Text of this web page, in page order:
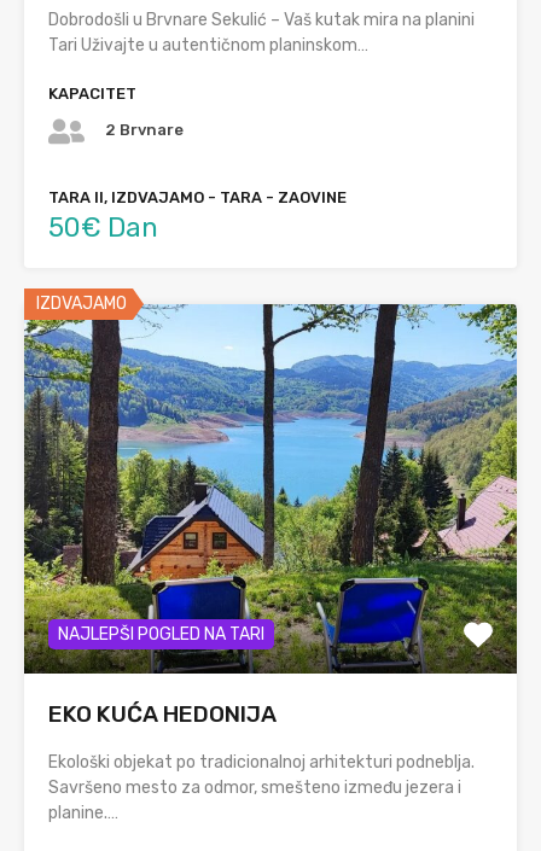
Dobrodošli u Brvnare Sekulić – Vaš kutak mira na planini
Tari Uživajte u autentičnom planinskom…
KAPACITET
2 Brvnare
TARA II, IZDVAJAMO - TARA - ZAOVINE
50€ Dan
IZDVAJAMO
NAJLEPŠI POGLED NA TARI
EKO KUĆA HEDONIJA
Ekološki objekat po tradicionalnoj arhitekturi podneblja.
Savršeno mesto za odmor, smešteno između jezera i
planine.…